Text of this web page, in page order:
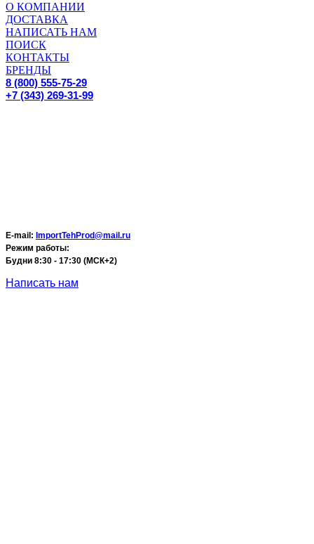
О КОМПАНИИ
ДОСТАВКА
НАПИСАТЬ НАМ
ПОИСК
КОНТАКТЫ
БРЕНДЫ
8 (800) 555-75-29
+7 (343) 269-31-99
E-mail: ImportTehProd@mail.ru
Режим работы:
Будни 8:30 - 17:30 (МСК+2)
Написать нам